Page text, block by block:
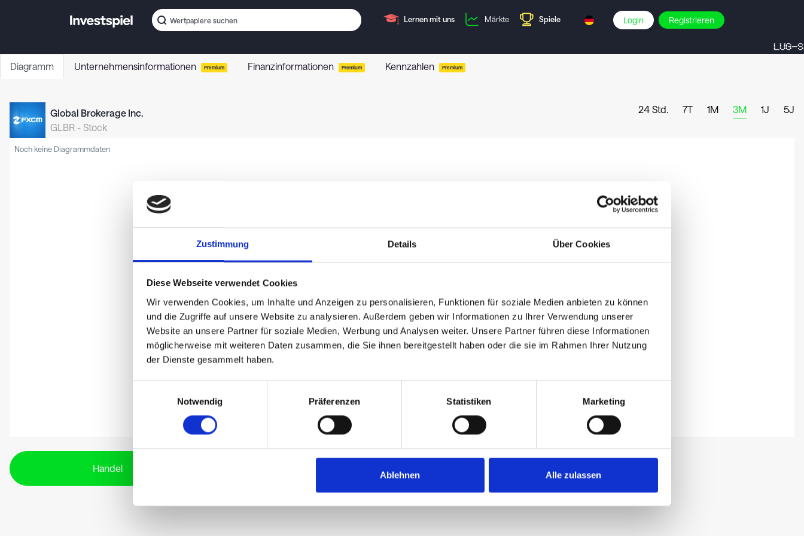
Zustimmung Details Über Cookies
Diese Webseite verwendet Cookies
Wir verwenden Cookies, um Inhalte und Anzeigen zu personalisieren, Funktionen für soziale Medien anbieten zu können
und die Zugriffe auf unsere Website zu analysieren. Außerdem geben wir Informationen zu Ihrer Verwendung unserer
Website an unsere Partner für soziale Medien, Werbung und Analysen weiter. Unsere Partner führen diese Informationen
möglicherweise mit weiteren Daten zusammen, die Sie ihnen bereitgestellt haben oder die sie im Rahmen Ihrer Nutzung
der Dienste gesammelt haben.
Notwendig
Präferenzen Statistiken Marketing
Ablehnen Alle zulassen
Lernen mit uns Märkte Spiele Login Registrieren
LUG-S
Diagramm Unternehmensinformationen Premium Finanzinformationen Premium Kennzahlen Premium
Global Brokerage Inc.
GLBR - Stock
24 Std. 7T 1M 3M 1J 5J
Noch keine Diagrammdaten
Handel